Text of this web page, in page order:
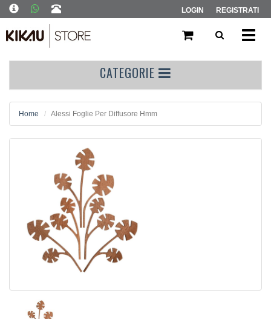
LOGIN REGISTRATI
CATEGORIE
Home Alessi Foglie Per Diffusore Hmm